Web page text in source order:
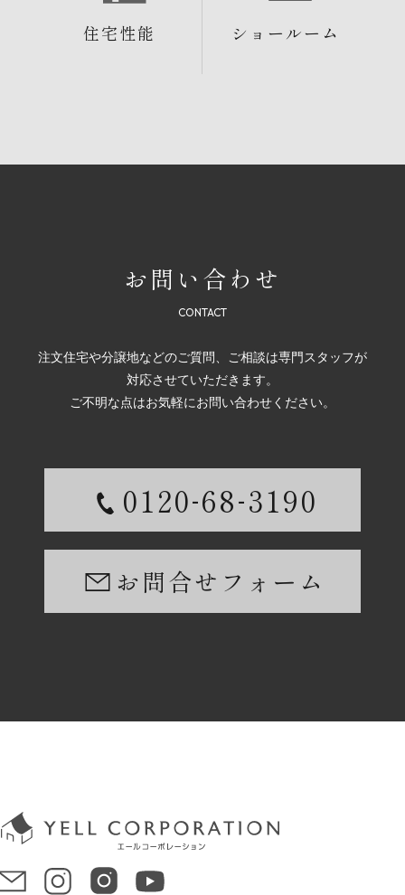
住宅性能 ショールーム
お問い合わせ
注文住宅や分譲地などのご質問、ご相談は専門スタッフが
対応させていただきます。
ご不明な点はお気軽にお問い合わせください。
0120-68-3190
お問合せフォーム